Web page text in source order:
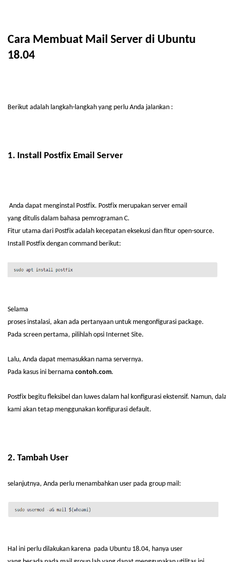
Cara Membuat Mail Server di Ubuntu
18.04
Berikut adalah langkah-langkah yang perlu Anda jalankan :
1. Install Postfix Email Server
Anda dapat menginstal Postfix. Postfix merupakan server email
yang ditulis dalam bahasa pemrograman C.
Fitur utama dari Postfix adalah kecepatan eksekusi dan fitur open-source.
Install Postfix dengan command berikut:
Selama
proses instalasi, akan ada pertanyaan untuk mengonfigurasi package.
Pada screen pertama, pilihlah opsi Internet Site.
Lalu, Anda dapat memasukkan nama servernya.
Pada kasus ini bernama contoh.com.
Postfix begitu fleksibel dan luwes dalam hal konfigurasi ekstensif. Namun,
kami akan tetap menggunakan konfigurasi default.
2. Tambah User
selanjutnya, Anda perlu menambahkan user pada group mail:
Hal ini perlu dilakukan karena pada Ubuntu 18.04, hanya user